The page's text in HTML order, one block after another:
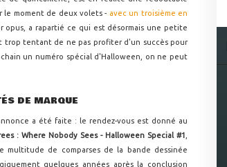
le moment de deux volets - avec un troisième en
opus, a rapartié ce qui est désormais une petite
trop tentant de ne pas profiter d'un succès pour
un numéro spécial d'Halloween, on ne peut
DE MARQUE
a été faite : le rendez-vous est donné au
: Where Nobody Sees - Halloween Special #1
multitude de comparses de la bande dessinée
quelques années après la conclusion